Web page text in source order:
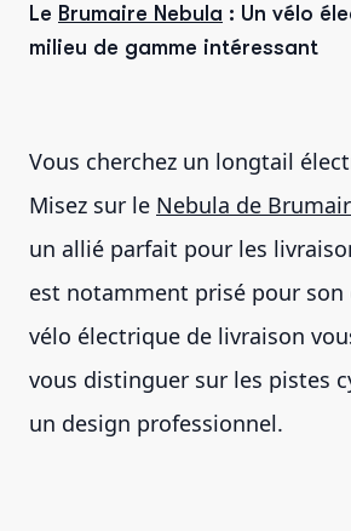
Le Brumaire Nebula : Un vélo
milieu de gamme intéressant
Vous cherchez un longtail
Misez sur le Nebula de
un allié parfait pour les
est notamment prisé pour son
vélo électrique de livraison
vous distinguer sur les pistes
un design professionnel.